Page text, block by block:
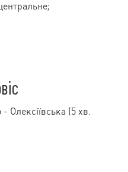
- Олексіївська (5 хв.